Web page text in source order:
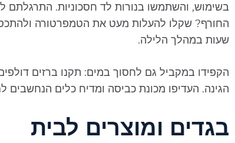
בשימוש, והשתמשו בנורות לד חסכוניות. התרגלתם
החורף? שקלו להעלות מעט את הטמפרטורה
שעות במהלך הלילה.
הקפידו במקביל גם לחסוך במים: תקנו ברזים
הגינה. העדיפו מכונת כביסה ומדיח כלים הנחשבים
בגדים ומוצרים לבית